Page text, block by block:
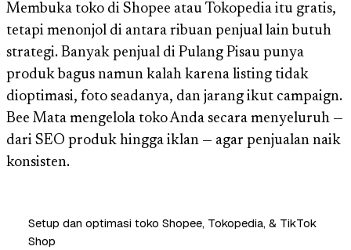
Membuka toko di Shopee atau Tokopedia itu gratis,
tetapi menonjol di antara ribuan penjual lain butuh
strategi. Banyak penjual di Pulang Pisau punya
produk bagus namun kalah karena listing tidak
dioptimasi, foto seadanya, dan jarang ikut campaign.
Bee Mata mengelola toko Anda secara menyeluruh —
dari SEO produk hingga iklan — agar penjualan naik
konsisten.
Setup dan optimasi toko Shopee, Tokopedia, & TikTok
Shop